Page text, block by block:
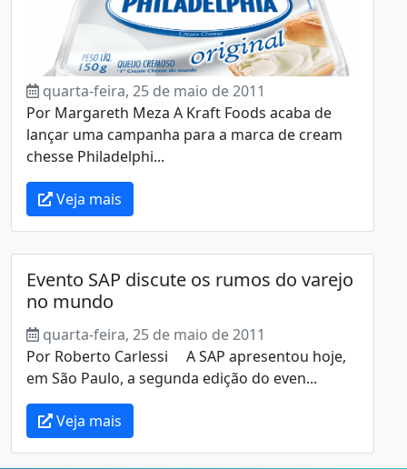
quarta-feira, 25 de maio de 2011
Por Margareth Meza A Kraft Foods acaba de
lançar uma campanha para a marca de cream
chesse Philadelphi...
Veja mais
Evento SAP discute os rumos do varejo
no mundo
quarta-feira, 25 de maio de 2011
Por Roberto Carlessi A SAP apresentou hoje,
em São Paulo, a segunda edição do even...
Veja mais